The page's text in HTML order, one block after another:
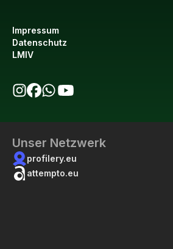
Impressum
Datenschutz
LMIV
Unser Netzwerk
profilery.eu
attempto.eu